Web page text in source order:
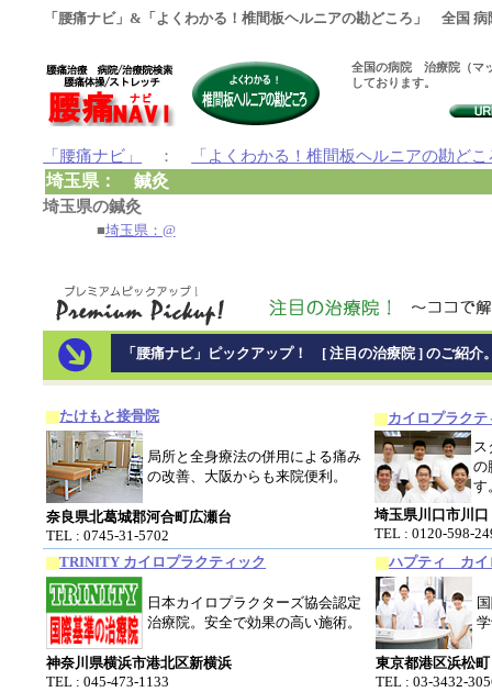
「腰痛ナビ」&「よくわかる！椎間板ヘルニアの勘どころ」 全国 病
全国の病院 治療院（マ
しております。
「腰痛ナビ」 ： 「よくわかる！椎間板ヘルニアの勘どこ
埼玉県： 鍼灸
埼玉県の鍼灸
■埼玉県：@
「腰痛ナビ」ピックアップ！ [ 注目の治療院 ] のご紹介
たけもと接骨院
局所と全身療法の併用による痛み
の改善、大阪からも来院便利。
奈良県北葛城郡河合町広瀬台
TEL : 0745-31-5702
カイロプラク
ス
の
す
埼玉県川口市川口
TEL : 0120-598-
TRINITY カイロプラクティック
日本カイロプラクターズ協会認定
治療院。安全で効果の高い施術。
神奈川県横浜市港北区新横浜
TEL : 045-473-1133
ハプティ カイ
東京都港区浜松町
TEL : 03-3432-